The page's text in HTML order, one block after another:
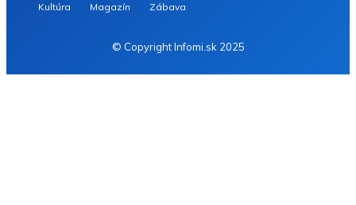
Kultúra
Magazín Zábava
© Copyright Infomi.sk 2025